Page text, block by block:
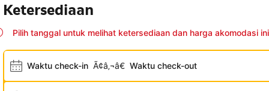
Ketersediaan
Pilih tanggal untuk melihat ketersediaan dan harga akomodasi ini
Waktu check-in Ã¢â‚¬â€ Waktu check-out